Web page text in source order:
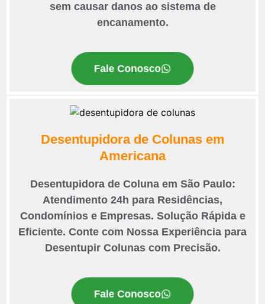
sem causar danos ao sistema de
encanamento.
Fale Conosco
Desentupidora de Colunas em
Americana
Desentupidora de Coluna em São Paulo:
Atendimento 24h para Residências,
Condomínios e Empresas. Solução Rápida e
Eficiente. Conte com Nossa Experiência para
Desentupir Colunas com Precisão.
Fale Conosco